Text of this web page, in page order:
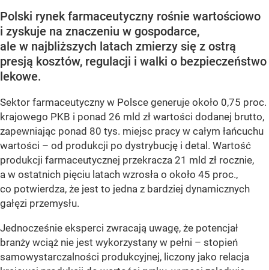
Polski rynek farmaceutyczny rośnie wartościowo
i zyskuje na znaczeniu w gospodarce,
ale w najbliższych latach zmierzy się z ostrą
presją kosztów, regulacji i walki o bezpieczeństwo
lekowe.
Sektor farmaceutyczny w Polsce generuje około 0,75 proc.
krajowego PKB i ponad 26 mld zł wartości dodanej brutto,
zapewniając ponad 80 tys. miejsc pracy w całym łańcuchu
wartości – od produkcji po dystrybucję i detal. Wartość
produkcji farmaceutycznej przekracza 21 mld zł rocznie,
a w ostatnich pięciu latach wzrosła o około 45 proc.,
co potwierdza, że jest to jedna z bardziej dynamicznych
gałęzi przemysłu.
Jednocześnie eksperci zwracają uwagę, że potencjał
branży wciąż nie jest wykorzystany w pełni – stopień
samowystarczalności produkcyjnej, liczony jako relacja